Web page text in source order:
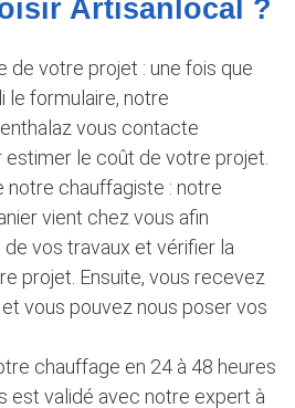
Artisanlocal ?
de votre projet : une fois que
le formulaire, notre
vous contacte
estimer le coût de votre projet.
notre chauffagiste : notre
vient chez vous afin
de vos travaux et vérifier la
projet. Ensuite, vous recevez
vous pouvez nous poser vos
chauffage en 24 à 48 heures
est validé avec notre expert à